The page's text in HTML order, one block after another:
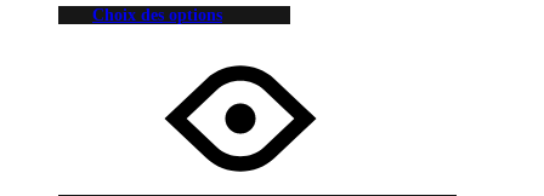
Choix des options